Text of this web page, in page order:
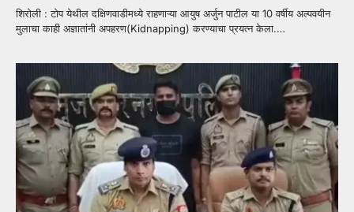
शिरोली : टोप येथील दक्षिणवाडीमध्ये राहणाऱ्या आयुष अर्जुन पाटील या 10 वर्षीय अल्पवयीन
मुलाचा काही अज्ञातांनी अपहरण(Kidnapping) करण्याचा प्रयत्न केला.…